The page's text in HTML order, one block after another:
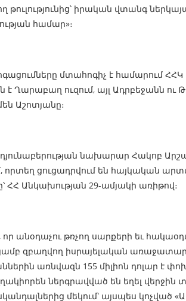
թուլությունից՝ իրական վտանգ
համար»։
մտահոգիչ է համարում
է Ղարաբաղ ուզում, այլ Ադրբեջանն ու
Աշոտյանը։
նախարար Հակոբ
որտեղ ցուցադրվում են հայկական
ՀՀ Անկախության 29-ամյակի առիթով։
որ անօդաչու թռչող սարքերի եւ
զբաղվող իսրայելական առաջատար
առնվազն 155 միլիոն դոլար է
ներգրավված են եղել
մեկում՝ այսպես կոչված